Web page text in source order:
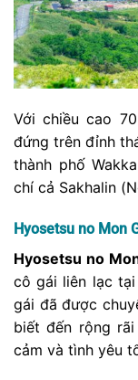
Với chiều cao
đứng trên đỉnh
thành phố
chí cả Sakhalin
Hyosetsu no Mon
Hyosetsu no
cô gái liên lạc tại
gái đã được
biết đến rộng
cảm và tình yêu